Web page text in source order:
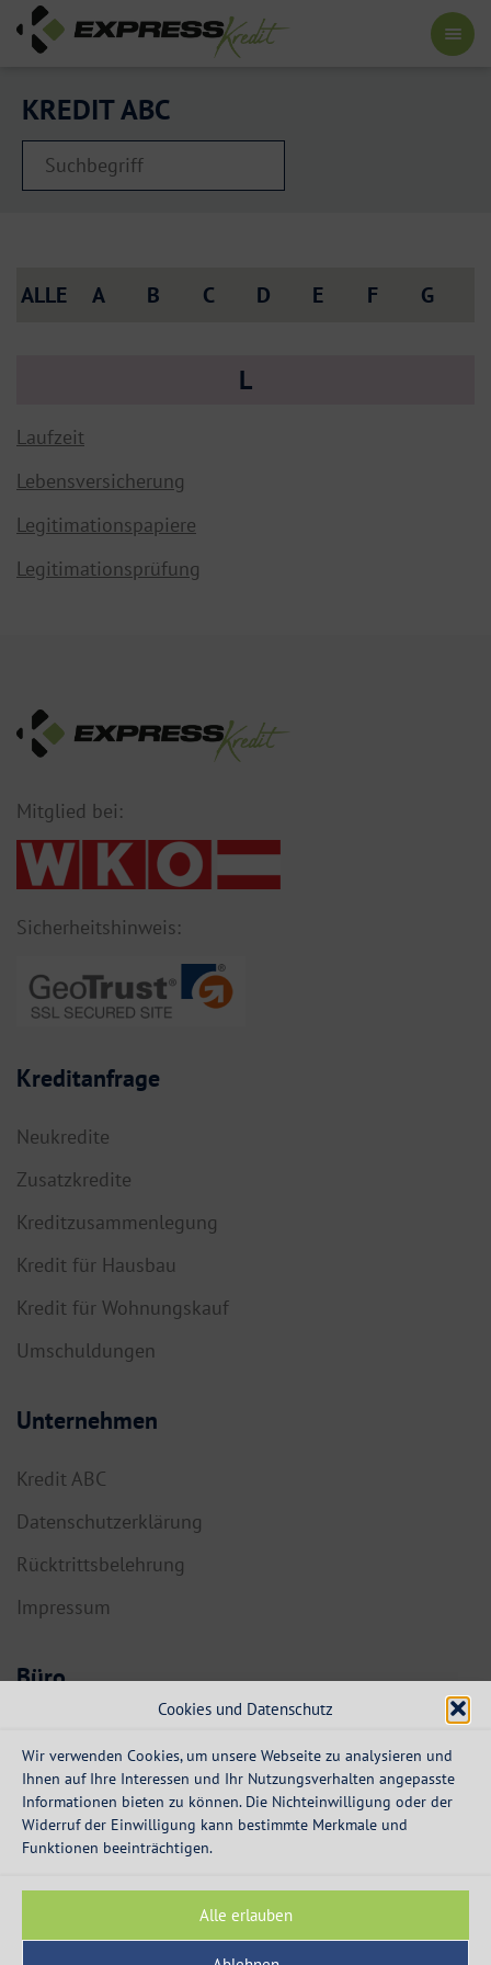
Cookies und Datenschutz
Wir verwenden Cookies, um unsere Webseite zu analysieren und
Ihnen auf Ihre Interessen und Ihr Nutzungsverhalten angepasste
Informationen bieten zu können. Die Nichteinwilligung oder der
Widerruf der Einwilligung kann bestimmte Merkmale und
Funktionen beeinträchtigen.
Alle erlauben
KREDIT ABC
ALLE A B C D E F G
L
Laufzeit
Lebensversicherung
Legitimationspapiere
Legitimationsprüfung
Mitglied bei:
Sicherheitshinweis:
Kreditanfrage
Neukredite
Zusatzkredite
Kreditzusammenlegung
Kredit für Hausbau
Kredit für Wohnungskauf
Umschuldungen
Unternehmen
Kredit ABC
Datenschutzerklärung
Rücktrittsbelehrung
Impressum
Büro
Dorf 55a
info@expresskredit.at
MO-DO:
08:30 – 12:30 Uhr
13:30 – 16:00 Uhr